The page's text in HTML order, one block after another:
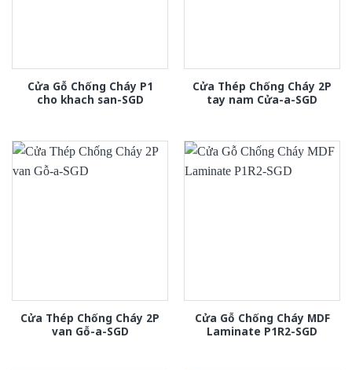
Cửa Gỗ Chống Cháy P1
cho khach san-SGD
Cửa Thép Chống Cháy 2P
tay nam Cửa-a-SGD
Cửa Thép Chống Cháy 2P
van Gỗ-a-SGD
Cửa Gỗ Chống Cháy MDF
Laminate P1R2-SGD